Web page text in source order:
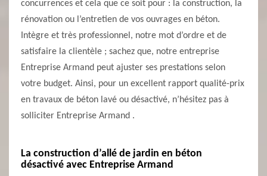
concurrences et cela que ce soit pour : la construction, la
rénovation ou l’entretien de vos ouvrages en béton.
Intègre et très professionnel, notre mot d’ordre et de
satisfaire la clientèle ; sachez que, notre entreprise
Entreprise Armand peut ajuster ses prestations selon
votre budget. Ainsi, pour un excellent rapport qualité-prix
en travaux de béton lavé ou désactivé, n’hésitez pas à
solliciter Entreprise Armand .
La construction d’allé de jardin en béton
désactivé avec Entreprise Armand